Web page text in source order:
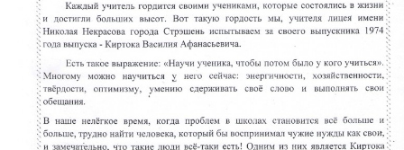
Contacte